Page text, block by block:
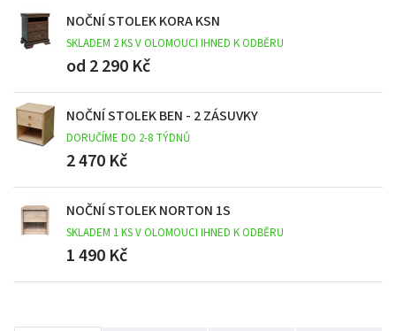
NOČNÍ STOLEK KORA KSN
SKLADEM 2 KS V OLOMOUCI IHNED K ODBĚRU
od 2 290 Kč
NOČNÍ STOLEK BEN - 2 ZÁSUVKY
DORUČÍME DO 2-8 TÝDNŮ
2 470 Kč
NOČNÍ STOLEK NORTON 1S
SKLADEM 1 KS V OLOMOUCI IHNED K ODBĚRU
1 490 Kč